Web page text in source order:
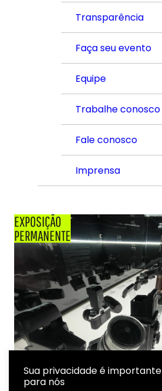
Transparência
Faça seu evento
Equipe
Trabalhe conosco
Fale conosco
Imprensa
EXPOSIÇÃO
PERMANENTE
Sua privacidade é importante
para nós